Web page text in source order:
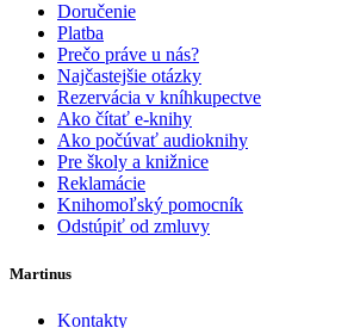
Doručenie
Platba
Prečo práve u nás?
Najčastejšie otázky
Rezervácia v kníhkupectve
Ako čítať e-knihy
Ako počúvať audioknihy
Pre školy a knižnice
Reklamácie
Knihomoľský pomocník
Odstúpiť od zmluvy
Martinus
Kontakty